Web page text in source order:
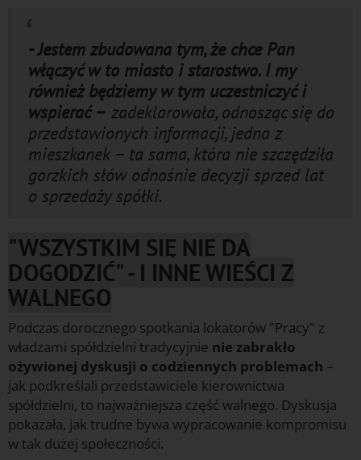
- Jestem zbudowana tym, że chce Pan
włączyć w to miasto i starostwo. I my
również będziemy w tym uczestniczyć i
wspierać – zadeklarowała, odnosząc się do
przedstawionych informacji, jedna z
mieszkanek – ta sama, która nie szczędziła
gorzkich słów odnośnie decyzji sprzed lat
o sprzedaży spółki.
"WSZYSTKIM SIĘ NIE DA
DOGODZIĆ" - I INNE WIEŚCI Z
WALNEGO
Podczas dorocznego spotkania lokatorów "Pracy" z
władzami spółdzielni tradycyjnie nie zabrakło
ożywionej dyskusji o codziennych problemach –
jak podkreślali przedstawiciele kierownictwa
spółdzielni, to najważniejsza część walnego. Dyskusja
pokazała, jak trudne bywa wypracowanie kompromisu
w tak dużej społeczności.